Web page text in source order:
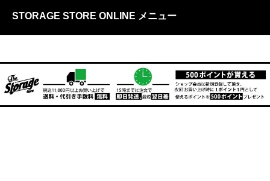
STORAGE STORE ONLINE メニュー